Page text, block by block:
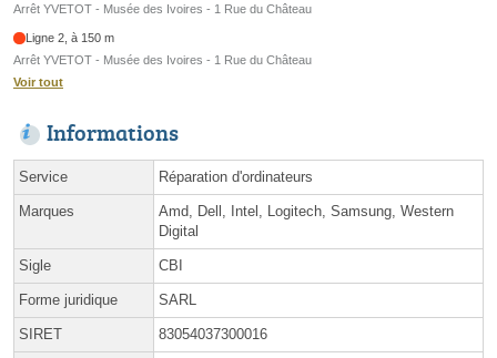
Arrêt YVETOT - Musée des Ivoires - 1 Rue du Château
Ligne 2, à 150 m
Arrêt YVETOT - Musée des Ivoires - 1 Rue du Château
Voir tout
Informations
Service Réparation d'ordinateurs
Marques
Amd, Dell, Intel, Logitech, Samsung, Western
Digital
Sigle CBI
Forme juridique SARL
SIRET 83054037300016